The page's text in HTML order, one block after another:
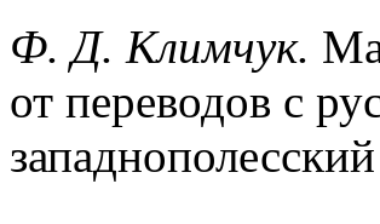
Ф. Д. Климчук.
от переводов с